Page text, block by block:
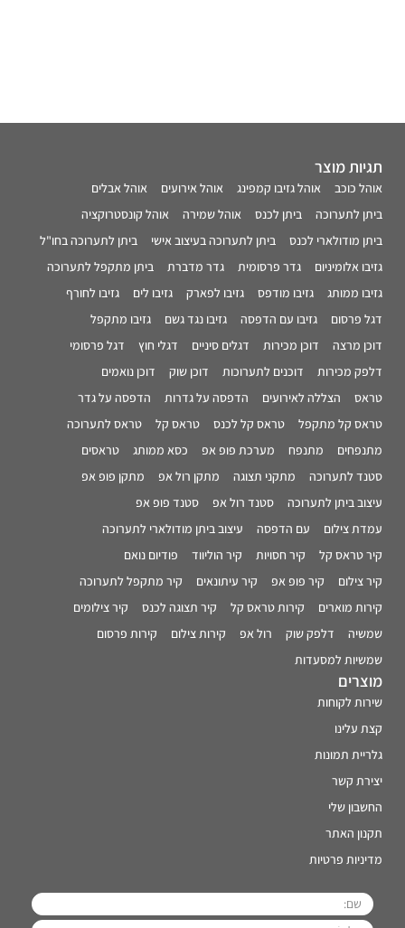
תגיות מוצר
אוהל אבלים אוהל אירועים אוהל גזיבו קמפינג
אוהל כוכב
אוהל קונסטרוקציה
אוהל שמירה ביתן לכנס
ביתן לתערוכה
ביתן לתערוכה בחו"ל
ביתן לתערוכה בעיצוב אישי
ביתן מודולארי לכנס
ביתן מתקפל לתערוכה
גדר מדברת גדר פרסומית
גזיבו אלומיניום
גזיבו לחורף
גזיבו לים גזיבו לפארק גזיבו מודפס
גזיבו ממותג
גזיבו מתקפל
גזיבו נגד גשם גזיבו עם הדפסה
דגל פרסום
דגל פרסומי
דגלי חוץ דגלים סיניים דוכן מכירות
דוכן מרצה
דוכן נואמים
דוכן שוק דוכנים לתערוכות
דלפק מכירות
הדפסה על גדר
הדפסה על גדרות הצללה לאירועים
טראס
טראס לתערוכה
טראס קל טראס קל לכנס
טראס קל מתקפל
טראסים
כסא ממותג מערכת פופ אפ מתנפח
מתנפחים
מתקן פופ אפ
מתקן רול אפ מתקני תצוגה
סטנד לתערוכה
סטנד פופ אפ
סטנד רול אפ
עיצוב ביתן לתערוכה
עיצוב ביתן מודולארי לתערוכה
עם הדפסה
עמדת צילום
פודיום נואם
קיר הוליווד קיר חסויות
קיר טראס קל
קיר מתקפל לתערוכה
קיר עיתונאים קיר פופ אפ
קיר צילום
קיר צילומים
קיר תצוגה לכנס קירות טראס קל
קירות מוארים
קירות פרסום
קירות צילום רול אפ דלפק שוק
שמשיה
שמשיות למסעדות
מוצרים
שירות לקוחות
קצת עלינו
גלריית תמונות
יצירת קשר
החשבון שלי
תקנון האתר
מדיניות פרטיות